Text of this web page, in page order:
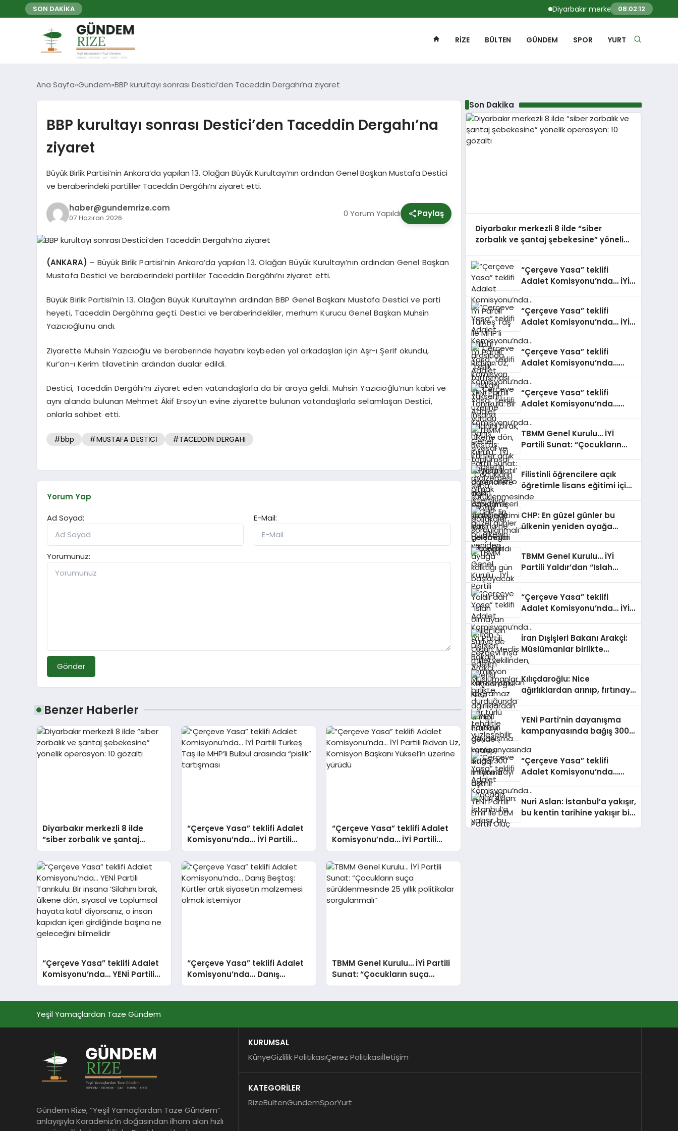
SON DAKİKA Diyarbakır merkezli 8 ilde “siber
08:02:13
RIZE BÜLTEN GÜNDEM SPOR YURT
Ana Sayfa Gündem BBP kurultayı sonrası Destici’den Taceddin Dergahı’na ziyaret
BBP kurultayı sonrası Destici’den Taceddin Dergahı’na
ziyaret
Büyük Birlik Partisi’nin Ankara’da yapılan 13. Olağan Büyük Kurultayı’nın ardından Genel Başkan Mustafa Destici
ve beraberindeki partililer Taceddin Dergâhı’nı ziyaret etti.
haber@gundemrize.com
07 Haziran 2026 0 Yorum Yapıldı Paylaş
(ANKARA) – Büyük Birlik Partisi’nin Ankara’da yapılan 13. Olağan Büyük Kurultayı’nın ardından Genel Başkan
Mustafa Destici ve beraberindeki partililer Taceddin Dergâhı’nı ziyaret etti.
Büyük Birlik Partisi’nin 13. Olağan Büyük Kurultayı’nın ardından BBP Genel Başkanı Mustafa Destici ve parti
heyeti, Taceddin Dergâhı’na geçti. Destici ve beraberindekiler, merhum Kurucu Genel Başkan Muhsin
Yazıcıoğlu’nu andı.
Ziyarette Muhsin Yazıcıoğlu ve beraberinde hayatını kaybeden yol arkadaşları için Aşr-ı Şerif okundu,
Kur’an-ı Kerim tilavetinin ardından dualar edildi.
Destici, Taceddin Dergâhı’nı ziyaret eden vatandaşlarla da bir araya geldi. Muhsin Yazıcıoğlu’nun kabri ve
aynı alanda bulunan Mehmet Âkif Ersoy’un evine ziyarette bulunan vatandaşlarla selamlaşan Destici,
onlarla sohbet etti.
#bbp #MUSTAFA DESTİCİ #TACEDDİN DERGAHI
Yorum Yap
Ad Soyad:
E-Mail:
Yorumunuz:
Gönder
Benzer Haberler
Diyarbakır merkezli 8 ilde
“siber zorbalık ve şantaj
şebekesine” yönelik
operasyon: 10 gözaltı
“Çerçeve Yasa” teklifi Adalet
Komisyonu’nda… İYİ Partili
Türkeş Taş ile MHP’li Bülbül
arasında “pislik” tartışması
“Çerçeve Yasa” teklifi Adalet
Komisyonu’nda… İYİ Partili
Rıdvan Uz, Komisyon Başkanı
Yüksel’in üzerine yürüdü
“Çerçeve Yasa” teklifi Adalet
Komisyonu’nda… YENİ Partili
Tanrıkulu: Bir insana ‘Silahını
diyorsanız, o insan kapıdan
içeri girdiğinde başına ne
“Çerçeve Yasa” teklifi Adalet
Komisyonu’nda… Danış
Beştaş: Kürtler artık siyasetin
TBMM Genel Kurulu… İYİ Partili
Sunat: “Çocukların suça
sürüklenmesinde 25 yıllık
Son Dakika
Diyarbakır merkezli 8 ilde “siber
zorbalık ve şantaj şebekesine” yönelik
“Çerçeve Yasa” teklifi
Adalet Komisyonu’nda… İYİ
Bülbül arasında “pislik”
tartışması
“Çerçeve Yasa” teklifi
Adalet Komisyonu’nda… İYİ
Başkanı Yüksel’in üzerine
yürüdü
“Çerçeve Yasa” teklifi
Adalet Komisyonu’nda…
insana ‘Silahını bırak, ülkene
dön, siyasal ve toplumsal
hayata katıl’ diyorsanız, o
insan kapıdan içeri
girdiğinde başına ne
geleceğini bilmelidir
“Çerçeve Yasa” teklifi
Adalet Komisyonu’nda…
siyasetin malzemesi olmak
istemiyor
TBMM Genel Kurulu… İYİ
Partili Sunat: “Çocukların
sorgulanmalı”
Filistinli öğrencilere açık
öğretimle lisans eğitimi için
çalışmalar hızlandırıldı
CHP: En güzel günler bu
ülkenin yeniden ayağa
TBMM Genel Kurulu… İYİ
Partili Yaldır’dan “Islah
edelim” önerisi
“Çerçeve Yasa” teklifi
Adalet Komisyonu’nda… İYİ
milletvekilinden, komisyon
kamuoyundan kaçıramaz
İran Dışişleri Bakanı Arakçi:
Müslümanlar birlikte
durduğunda her türlü
Kılıçdaroğlu: Nice
ağırlıklardan arınıp, fırtınayı
YENİ Parti’nin dayanışma
kampanyasında bağış 300
“Çerçeve Yasa” teklifi
Adalet Komisyonu’nda…
Partili Oluç arasında
“Demirtaş” tartışması
Nuri Aslan: İstanbul’a yakışır,
bu kentin tarihine yakışır bir
Yeşil Yamaçlardan Taze Gündem
Gündem Rize, “Yeşil Yamaçlardan Taze Gündem”
anlayışıyla Karadeniz’in doğasından ilham alan hızlı
KURUMSAL
KünyeGizlilik PolitikasıÇerez Politikasıİletişim
KATEGORİLER
RizeBültenGündemSporYurt